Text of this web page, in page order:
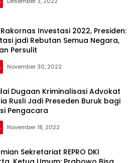
Investasi 2022, Presiden:
jadi Rebutan Semua Negara,
Persulit
November 30, 2022
Dugaan Kriminalisasi Advokat
Rusli Jadi Preseden Buruk bagi
Pengacara
November 18, 2022
Sekretariat REPRO DKI